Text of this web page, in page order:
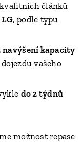
článků
, podle typu
navýšení kapacity
vašeho
do 2 týdnů
možnost repase